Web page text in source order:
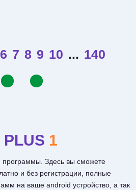
6 7 8 9 10 ... 140
PLUS 1
программы. Здесь вы сможете
и без регистрации, полные
на ваше android устройство, а так